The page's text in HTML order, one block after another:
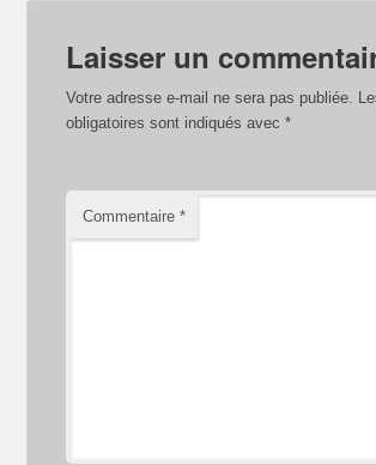
Laisser un
Votre adresse e-mail ne sera pas publiée.
obligatoires sont indiqués avec*
Commentaire*